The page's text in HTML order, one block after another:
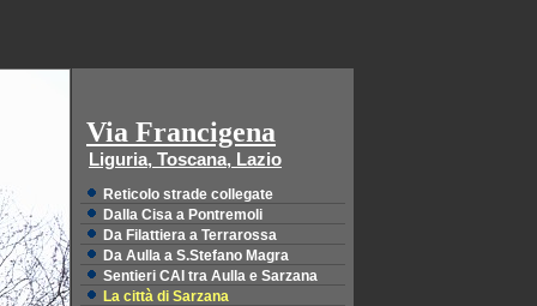
Via Francigena
Liguria, Toscana, Lazio
Reticolo strade collegate
Dalla Cisa a Pontremoli
Da Filattiera a Terrarossa
Da Aulla a S.Stefano Magra
Sentieri CAI tra Aulla e Sarzana
La città di Sarzana